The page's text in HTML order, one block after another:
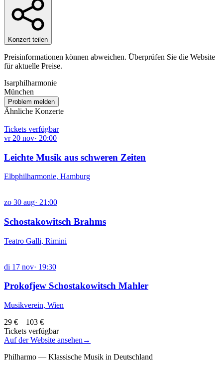
Konzert teilen
Preisinformationen können abweichen. Überprüfen Sie die Website
für aktuelle Preise.
Isarphilharmonie
München
Problem melden
Ähnliche Konzerte
Tickets verfügbar
vr 20 nov· 20:00
Leichte Musik aus schweren Zeiten
Elbphilharmonie, Hamburg
zo 30 aug· 21:00
Schostakowitsch Brahms
Teatro Galli, Rimini
di 17 nov· 19:30
Prokofjew Schostakowitsch Mahler
Musikverein, Wien
29 € – 103 €
Tickets verfügbar
Auf der Website ansehen →
Philharmo — Klassische Musik in Deutschland